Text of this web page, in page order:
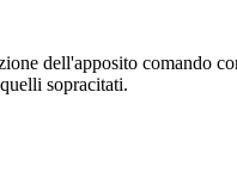
dell'apposito comando
sopracitati.